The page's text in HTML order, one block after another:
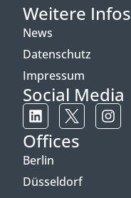
Weitere Infos
News
Datenschutz
Impressum
Social Media
Offices
Berlin
Düsseldorf